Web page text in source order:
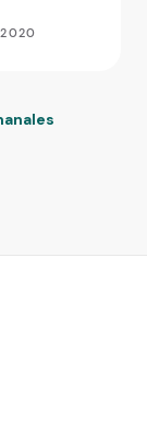
2020